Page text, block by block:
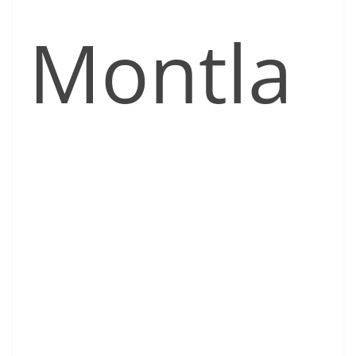
Montla